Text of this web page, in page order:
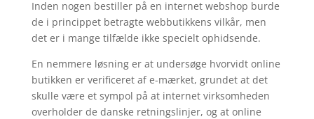
Inden nogen bestiller på en internet webshop burde
de i princippet betragte webbutikkens vilkår, men
det er i mange tilfælde ikke specielt ophidsende.
En nemmere løsning er at undersøge hvorvidt online
butikken er verificeret af e-mærket, grundet at det
skulle være et sympol på at internet virksomheden
overholder de danske retningslinjer, og at online